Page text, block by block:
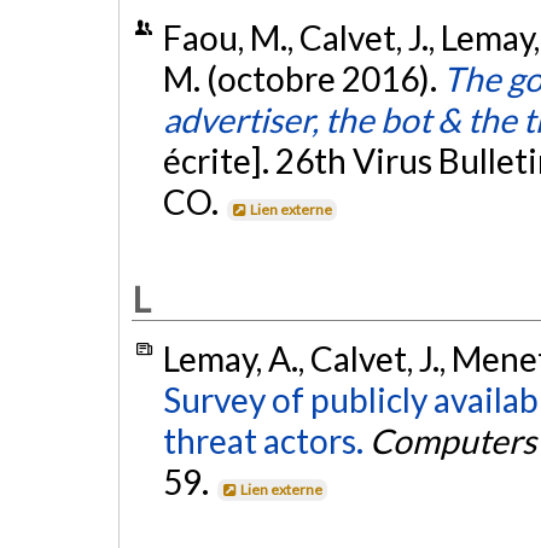
Faou, M., Calvet, J.,
M. (octobre 2016). The
advertiser, the bot & the
écrite]. 26th Virus
CO.
Lien externe
L
Lemay, A., Calvet, J.,
Survey of publicly
threat actors.
59.
Lien externe